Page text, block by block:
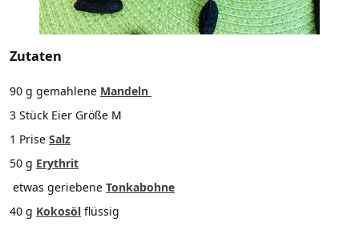
Zutaten
90 g gemahlene Mandeln
3 Stück Eier Größe M
1 Prise Salz
50 g Erythrit
etwas geriebene Tonkabohne
40 g Kokosöl flüssig